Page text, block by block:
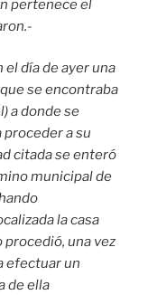
pertenece el
día de ayer una
se encontraba
a donde se
proceder a su
citada se enteró
municipal de
la casa
una vez
efectuar un
de ella